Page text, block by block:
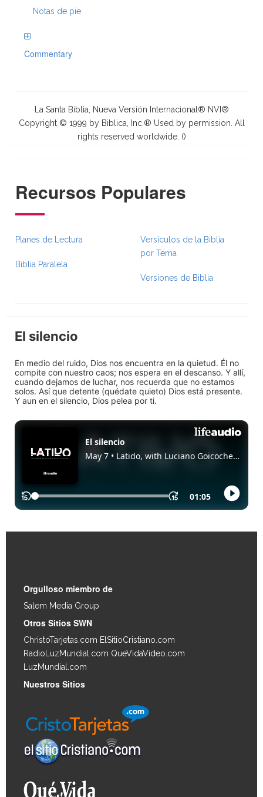
Notas de pie
Commentary
La Santa Biblia, Nueva Versión Internacional® NVI®
Copyright © 1999 by Biblica, Inc.® Used by permission. All
rights reserved worldwide. ()
Recursos Populares
Planes de Lectura
Biblia Paralela
Versículos de la Biblia
por Tema
Versiones de Biblia
El silencio
En medio del ruido, Dios nos encuentra en la quietud. Él no
compite con nuestro caos; nos espera en el descanso. Y allí,
cuando dejamos de luchar, nos recuerda que no estamos
solos. Así que detente (quédate quieto) Dios está presente.
Y aun en el silencio, Dios pelea por ti.
Orgulloso miembro de
Salem Media Group
Otros Sitios SWN
ChristoTarjetas.com ElSitioCristiano.com
RadioLuzMundial.com QueVidaVideo.com
LuzMundial.com
Nuestros Sitios